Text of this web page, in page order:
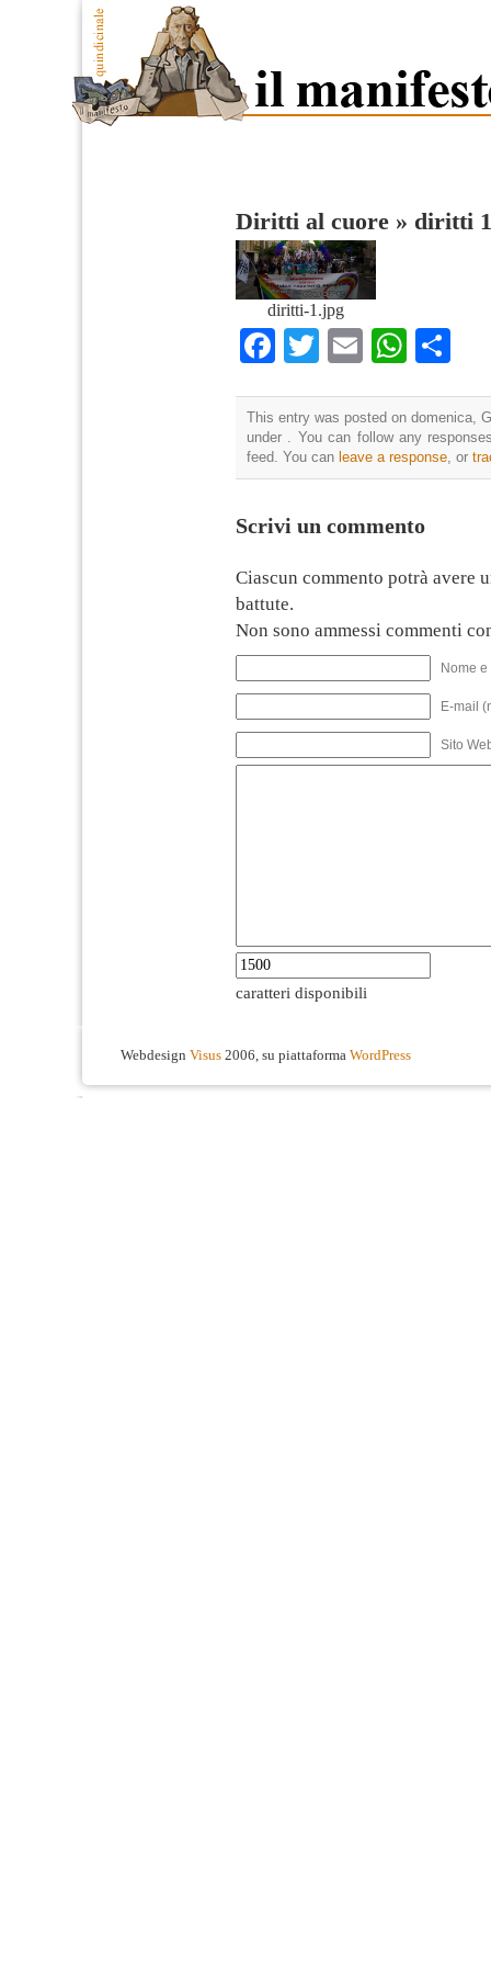
Diritti al cuore » diritti 1
diritti-1.jpg
Facebook
TwitterEmail
This entry was posted on domenica,
under . You can follow any
feed. You can leave a response , or
Scrivi un commento
Ciascun commento potrà avere
battute.
Non sono ammessi commenti
Nome
E-mail
Sito
caratteri disponibili
Webdesign Visus 2006, su piattaforma WordPress